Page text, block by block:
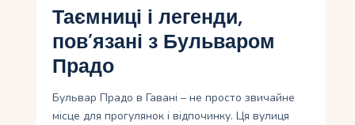
Таємниці і легенди,
пов’язані з Бульваром
Прадо
Бульвар Прадо в Гавані – не просто звичайне
місце для прогулянок і відпочинку. Ця вулиця